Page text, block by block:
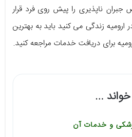
جبران ناپذیری را پیش روی فرد قرار
زندگی می کنید باید به بهترین
برای دریافت خدمات مراجعه کنید.
...
و خدمات آن